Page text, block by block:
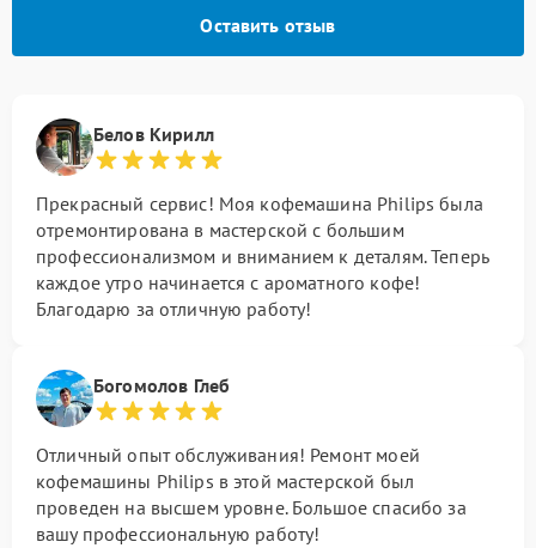
Оставить отзыв
Белов Кирилл
Прекрасный сервис! Моя кофемашина Philips была
отремонтирована в мастерской с большим
профессионализмом и вниманием к деталям. Теперь
каждое утро начинается с ароматного кофе!
Благодарю за отличную работу!
Богомолов Глеб
Отличный опыт обслуживания! Ремонт моей
кофемашины Philips в этой мастерской был
проведен на высшем уровне. Большое спасибо за
вашу профессиональную работу!